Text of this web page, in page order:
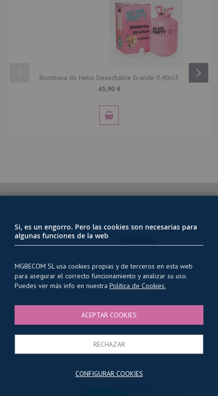
Bombona de Helio Desechable Grande 0,40m3
45,90 €
PRIVACIDAD Y USO DE COOKIES
CONDICIONES GENERALES QUIENES SOMOS
CONTACTO BLOG
Si, es un engorro. Pero las cookies son necesarias para
algunas funciones de la web
MGBECOM SL usa cookies propias y de terceros en esta web
para asegurar el correcto funcionamiento y analizar su uso.
Puedes ver más info en nuestra Politica de Cookies.
ACEPTAR COOKIES
RECHAZAR
CONFIGURAR COOKIES